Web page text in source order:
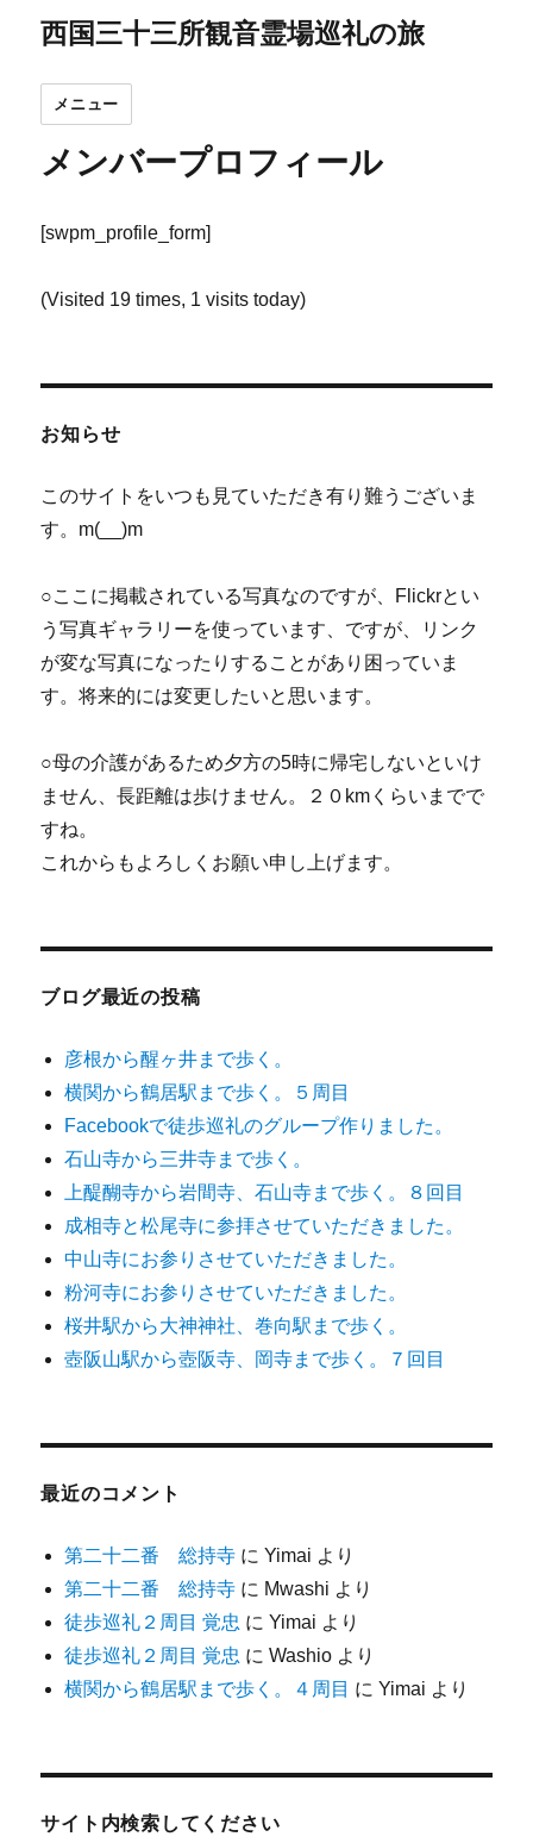
西国三十三所観音霊場巡礼の旅
メニュー
メンバープロフィール
[swpm_profile_form]
(Visited 19 times, 1 visits today)
お知らせ
このサイトをいつも見ていただき有り難うございま
す。m(__)m
○ここに掲載されている写真なのですが、Flickrとい
う写真ギャラリーを使っています、ですが、リンク
が変な写真になったりすることがあり困っていま
す。将来的には変更したいと思います。
○母の介護があるため夕方の5時に帰宅しないといけ
ません、長距離は歩けません。２０kmくらいまでで
すね。
これからもよろしくお願い申し上げます。
ブログ最近の投稿
彦根から醒ヶ井まで歩く。
横関から鶴居駅まで歩く。５周目
Facebookで徒歩巡礼のグループ作りました。
石山寺から三井寺まで歩く。
上醍醐寺から岩間寺、石山寺まで歩く。８回目
成相寺と松尾寺に参拝させていただきました。
中山寺にお参りさせていただきました。
粉河寺にお参りさせていただきました。
桜井駅から大神神社、巻向駅まで歩く。
壺阪山駅から壺阪寺、岡寺まで歩く。７回目
最近のコメント
第二十二番 総持寺 にYimai より
第二十二番 総持寺 に Mwashi より
徒歩巡礼２周目 覚忠 にYimai より
徒歩巡礼２周目 覚忠 にWashio より
横関から鶴居駅まで歩く。４周目 にYimai より
サイト内検索してください